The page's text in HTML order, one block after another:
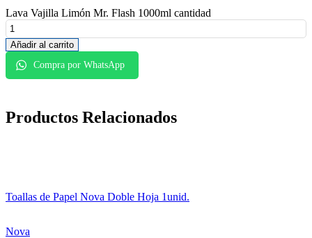
Lava Vajilla Limón Mr. Flash 1000ml cantidad
Añadir al carrito
Compra por WhatsApp
Productos Relacionados
Toallas de Papel Nova Doble Hoja 1unid.
Nova